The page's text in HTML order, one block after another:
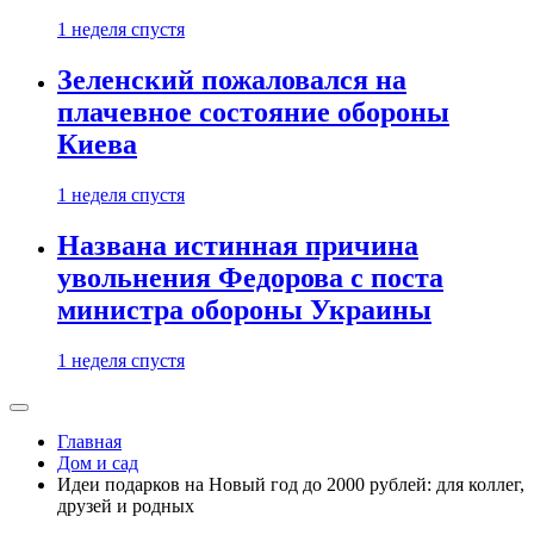
1 неделя спустя
Зеленский пожаловался на
плачевное состояние обороны
Киева
1 неделя спустя
Названа истинная причина
увольнения Федорова с поста
министра обороны Украины
1 неделя спустя
Главная
Дом и сад
Идеи подарков на Новый год до 2000 рублей: для коллег,
друзей и родных